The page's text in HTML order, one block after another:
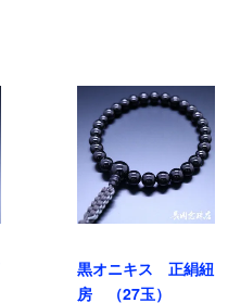
黒オニキス 正絹紐
房 （27玉）